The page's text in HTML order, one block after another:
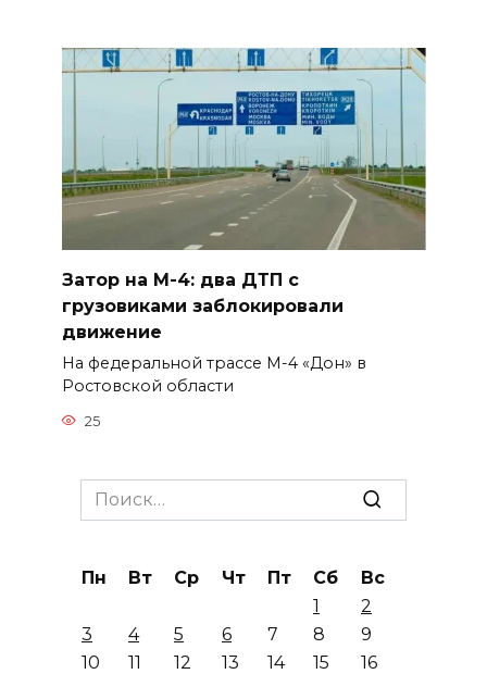
Затор на М-4: два ДТП с
грузовиками заблокировали
движение
На федеральной трассе М-4 «Дон» в
Ростовской области
25
Search
for:
Пн Вт Ср Чт Пт Сб
Вс
1
2
3
4 5 6 7 8
9
10
11 12 13 14 15
16